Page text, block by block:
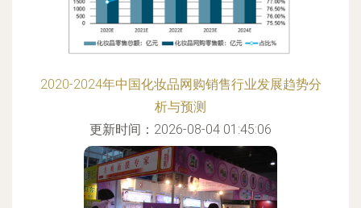
2020-2024年中国化妆品网购销售行业发展趋势分
析与预测
更新时间：2026-08-04 01:45:06